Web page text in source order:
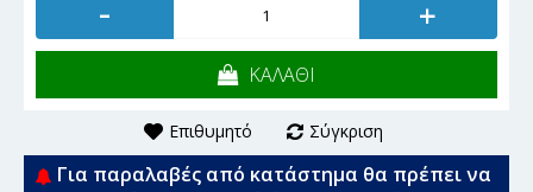
- +
ΚΑΛΑΘΙ
Επιθυμητό Σύγκριση
Για παραλαβές από κατάστημα θα πρέπει να